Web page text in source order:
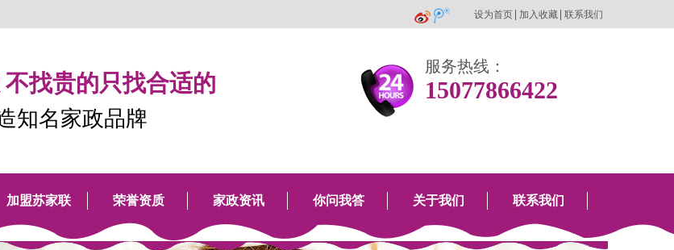
设为首页 加入收藏 联系我们
找贵的只找合适的
知名家政品牌
服务热线：
15077866422
加盟苏家联 荣誉资质 家政资讯 你问我答 关于我们 联系我们